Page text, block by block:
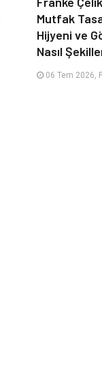
Mutfak
Hijyeni ve
Nasıl
06 Tem 2026,